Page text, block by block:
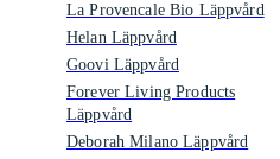
La Provencale Bio Läppvård
Helan Läppvård
Goovi Läppvård
Forever Living Products
Läppvård
Deborah Milano Läppvård